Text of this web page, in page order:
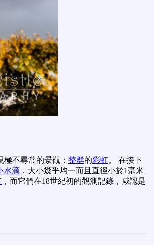
不尋常的景觀： 整群的彩虹。 在接下
水滴 ，大小幾乎均一而且直徑小於1毫米
，而它們在18世紀初的觀測記錄，咸認是